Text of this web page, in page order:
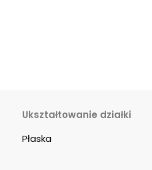
Ukształtowanie działki
Płaska